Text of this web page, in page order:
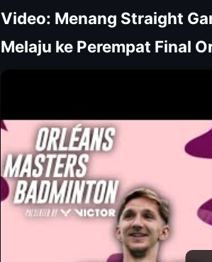
Video: Menang Straight
Melaju ke Perempat Final